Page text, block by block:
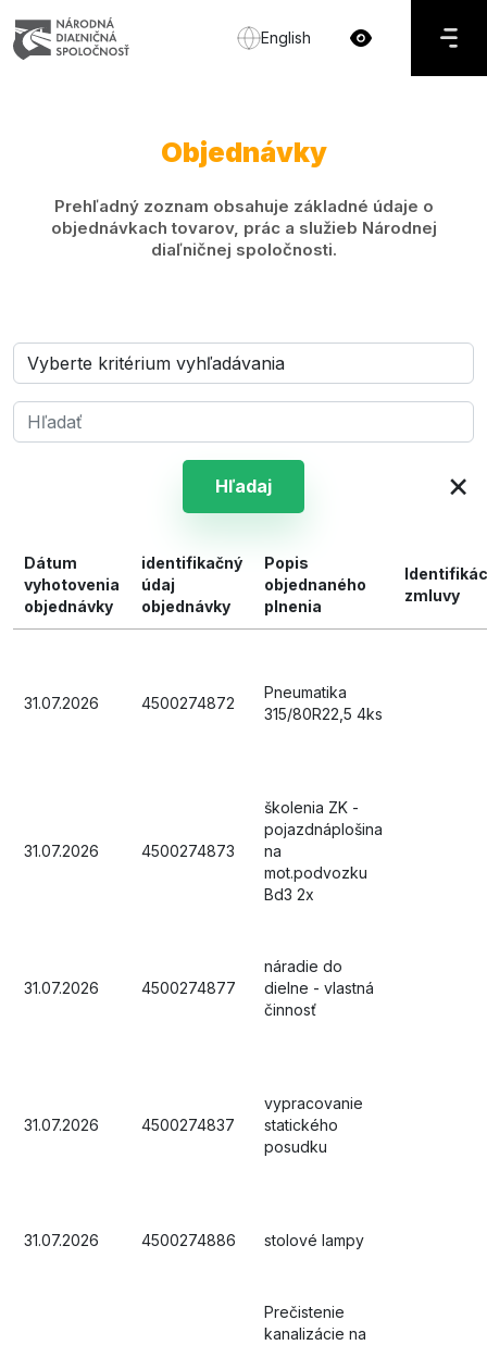
English
Objednávky
Prehľadný zoznam obsahuje základné údaje o
objednávkach tovarov, prác a služieb Národnej
diaľničnej spoločnosti.
Hľadaj ×
Dátum
vyhotovenia
objednávky
identifikačný
údaj
objednávky
Popis
objednaného
plnenia
zmluvy
31.07.2026 4500274872
Pneumatika
315/80R22,5 4ks
31.07.2026 4500274873
školenia ZK -
pojazdnáplošina
na
mot.podvozku
Bd3 2x
31.07.2026 4500274877
náradie do
dielne - vlastná
činnosť
31.07.2026 4500274837
vypracovanie
statického
posudku
31.07.2026 4500274886 stolové lampy
Prečistenie
kanalizácie na